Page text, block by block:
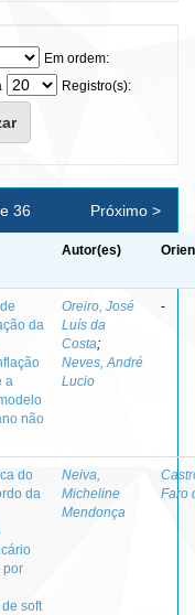
Em ordem:
Registro(s):
36 Próximo >
Autor(es)
da
a
não
Oreiro, José
Luís da
Costa;
Neves, André
Lucio
-
do
da
por
soft
Neiva,
Micheline
Mendonça
Faro